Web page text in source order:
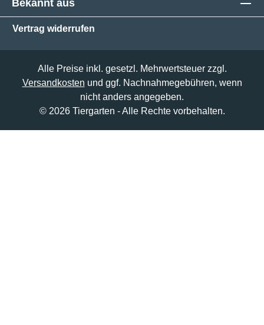
Bekannt aus
Vertrag widerrufen
Alle Preise inkl. gesetzl. Mehrwertsteuer zzgl.
Versandkosten und ggf. Nachnahmegebühren, wenn
nicht anders angegeben.
© 2026 Tiergarten - Alle Rechte vorbehalten.